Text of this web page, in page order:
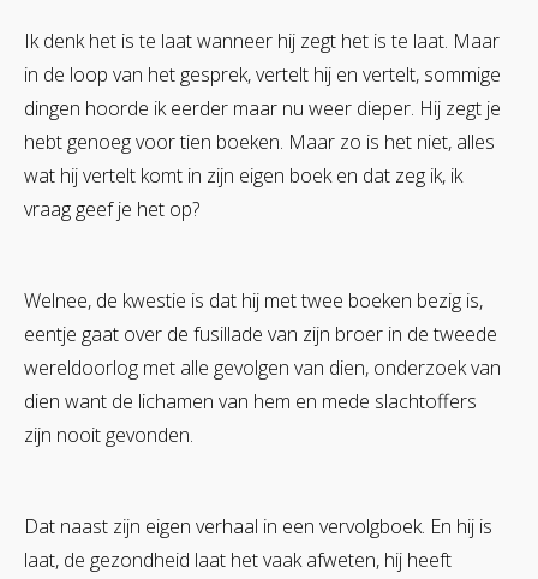
Ik denk het is te laat wanneer hij zegt het is te laat. Maar
in de loop van het gesprek, vertelt hij en vertelt, sommige
dingen hoorde ik eerder maar nu weer dieper. Hij zegt je
hebt genoeg voor tien boeken. Maar zo is het niet, alles
wat hij vertelt komt in zijn eigen boek en dat zeg ik, ik
vraag geef je het op?
Welnee, de kwestie is dat hij met twee boeken bezig is,
eentje gaat over de fusillade van zijn broer in de tweede
wereldoorlog met alle gevolgen van dien, onderzoek van
dien want de lichamen van hem en mede slachtoffers
zijn nooit gevonden.
Dat naast zijn eigen verhaal in een vervolgboek. En hij is
laat, de gezondheid laat het vaak afweten, hij heeft